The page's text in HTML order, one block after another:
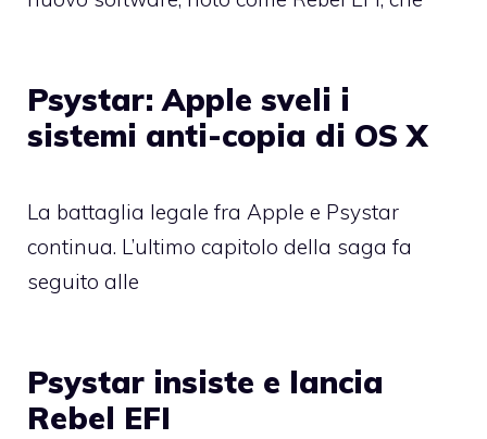
Psystar: Apple sveli i
sistemi anti-copia di OS X
La battaglia legale fra Apple e Psystar
continua. L’ultimo capitolo della saga fa
seguito alle
Psystar insiste e lancia
Rebel EFI